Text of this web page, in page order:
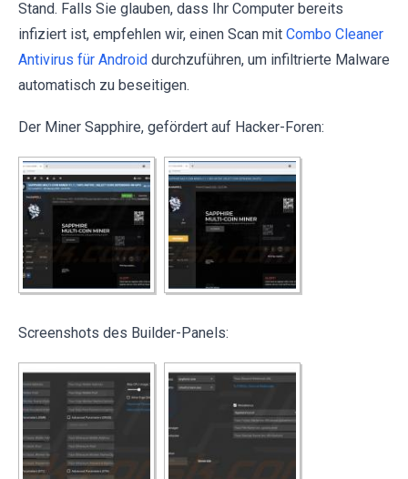
Stand. Falls Sie glauben, dass Ihr Computer bereits
infiziert ist, empfehlen wir, einen Scan mit Combo Cleaner
Antivirus für Android durchzuführen, um infiltrierte Malware
automatisch zu beseitigen.
Der Miner Sapphire, gefördert auf Hacker-Foren:
Screenshots des Builder-Panels: